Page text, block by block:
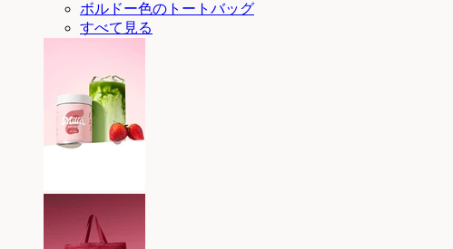
ボルドー色のトートバッグ
すべて見る